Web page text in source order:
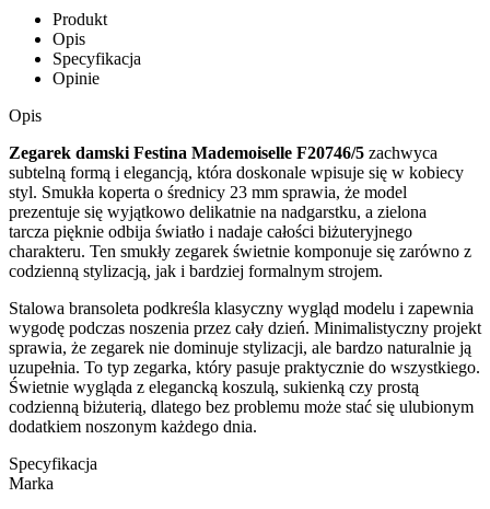
Produkt
Opis
Specyfikacja
Opinie
Opis
Zegarek damski Festina Mademoiselle F20746/5 zachwyca
subtelną formą i elegancją, która doskonale wpisuje się w kobiecy
styl. Smukła koperta o średnicy 23 mm sprawia, że model
prezentuje się wyjątkowo delikatnie na nadgarstku, a zielona
tarcza pięknie odbija światło i nadaje całości biżuteryjnego
charakteru. Ten smukły zegarek świetnie komponuje się zarówno z
codzienną stylizacją, jak i bardziej formalnym strojem.
Stalowa bransoleta podkreśla klasyczny wygląd modelu i zapewnia
wygodę podczas noszenia przez cały dzień. Minimalistyczny projekt
sprawia, że zegarek nie dominuje stylizacji, ale bardzo naturalnie ją
uzupełnia. To typ zegarka, który pasuje praktycznie do wszystkiego.
Świetnie wygląda z elegancką koszulą, sukienką czy prostą
codzienną biżuterią, dlatego bez problemu może stać się ulubionym
dodatkiem noszonym każdego dnia.
Specyfikacja
Marka